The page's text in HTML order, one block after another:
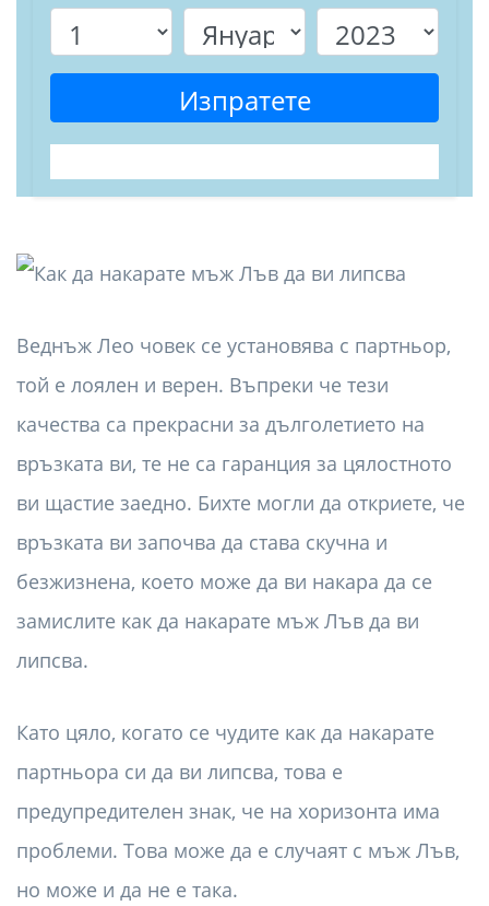
Изпратете
Веднъж Лео човек се установява с партньор,
той е лоялен и верен. Въпреки че тези
качества са прекрасни за дълголетието на
връзката ви, те не са гаранция за цялостното
ви щастие заедно. Бихте могли да откриете, че
връзката ви започва да става скучна и
безжизнена, което може да ви накара да се
замислите как да накарате мъж Лъв да ви
липсва.
Като цяло, когато се чудите как да накарате
партньора си да ви липсва, това е
предупредителен знак, че на хоризонта има
проблеми. Това може да е случаят с мъж Лъв,
но може и да не е така.